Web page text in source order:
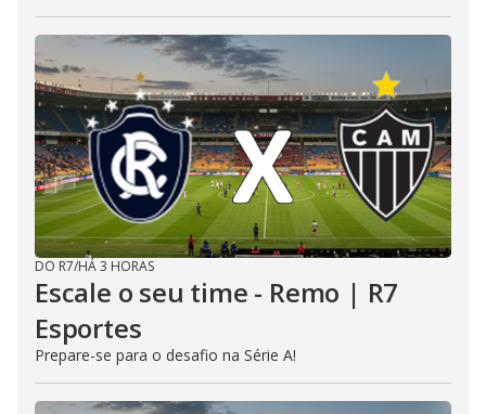
DO R7/HÁ 3 HORAS
Escale o seu time - Remo | R7
Esportes
Prepare-se para o desafio na Série A!